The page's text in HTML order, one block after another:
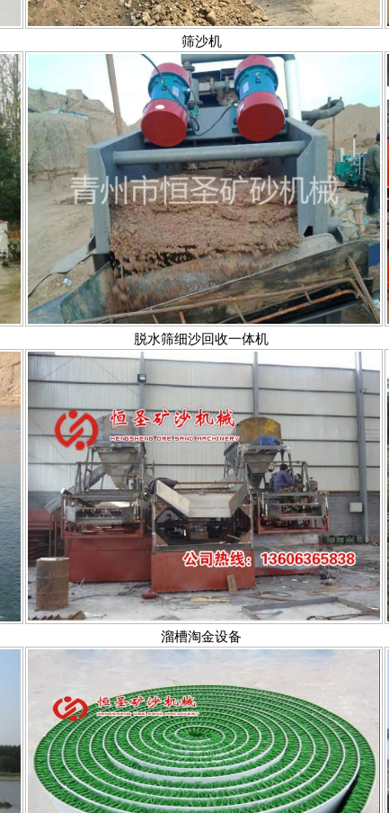
筛沙机
脱水筛细沙回收一体机
溜槽淘金设备